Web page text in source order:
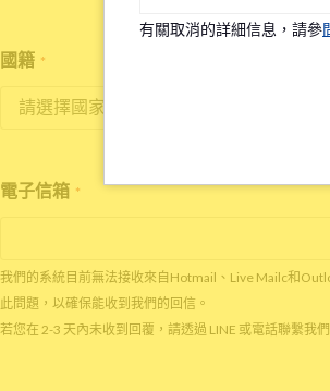
國籍 *
電子信箱 *
我們的系統目前無法接收來自Hotmail、Live Mailc和
此問題，以確保能收到我們的回信。
若您在 2-3 天內未收到回覆，請透過 LINE 或電話聯繫我們
有關取消的詳細信息，請參